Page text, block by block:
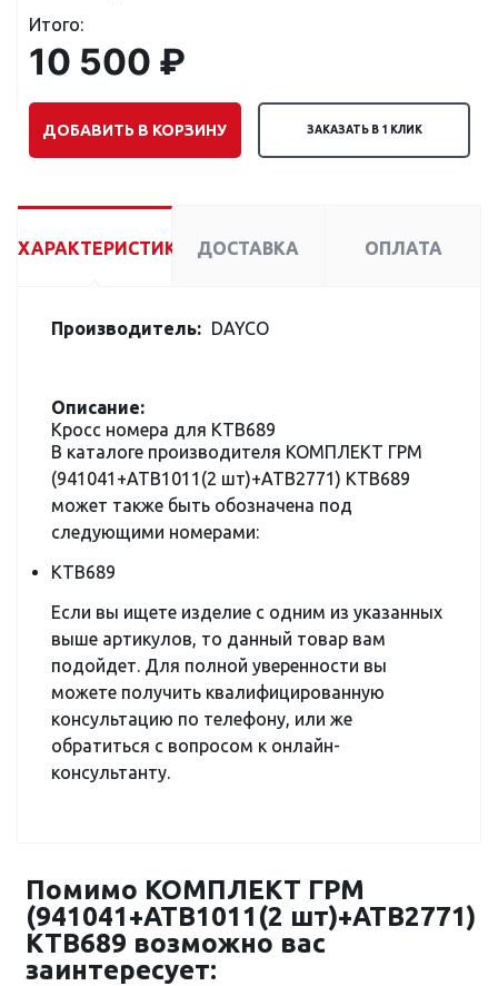
Итого:
10 500 ₽
ДОБАВИТЬ В КОРЗИНУ ЗАКАЗАТЬ В 1 КЛИК
ХАРАКТЕРИСТИКИ ДОСТАВКА ОПЛАТА
Производитель: DAYCO
Описание:
Кросс номера для KTB689
В каталоге производителя КОМПЛЕКТ ГРМ
(941041+ATB1011(2 шт)+ATB2771) KTB689
может также быть обозначена под
следующими номерами:
KTB689
Если вы ищете изделие с одним из указанных
выше артикулов, то данный товар вам
подойдет. Для полной уверенности вы
можете получить квалифицированную
консультацию по телефону, или же
обратиться с вопросом к онлайн-
консультанту.
Помимо КОМПЛЕКТ ГРМ
(941041+ATB1011(2 шт)+ATB2771)
KTB689 возможно вас
заинтересует: